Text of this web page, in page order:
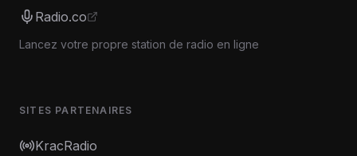
Radio.co
Lancez votre propre station de radio en ligne
SITES PARTENAIRES
KracRadio